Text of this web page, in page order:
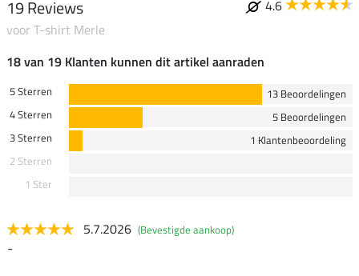
19 Reviews
4.6
voor T-shirt Merle
18 van 19 Klanten kunnen dit artikel aanraden
5 Sterren
13 Beoordelingen
4 Sterren
5 Beoordelingen
3 Sterren
1 Klantenbeoordeling
2 Sterren
1 Ster
5.7.2026 (Bevestigde aankoop)
-